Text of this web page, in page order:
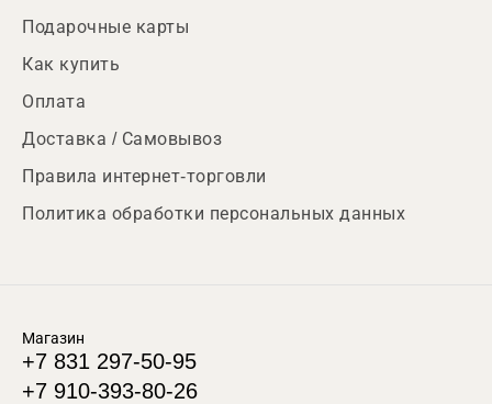
Подарочные карты
Как купить
Оплата
Доставка / Самовывоз
Правила интернет-торговли
Политика обработки персональных данных
Магазин
+7 831 297-50-95
+7 910-393-80-26